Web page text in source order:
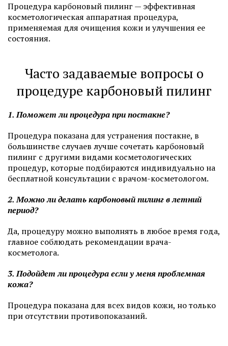
Процедура карбоновый пилинг — эффективная
косметологическая аппаратная процедура,
применяемая для очищения кожи и улучшения ее
состояния.
Часто задаваемые вопросы о
процедуре карбоновый пилинг
1. Поможет ли процедура при постакне?
Процедура показана для устранения постакне, в
большинстве случаев лучше сочетать карбоновый
пилинг с другими видами косметологических
процедур, которые подбираются индивидуально на
бесплатной консультации с врачом-косметологом.
2. Можно ли делать карбоновый пилинг в летний
период?
Да, процедуру можно выполнять в любое время года,
главное соблюдать рекомендации врача-
косметолога.
3. Подойдет ли процедура если у меня проблемная
кожа?
Процедура показана для всех видов кожи, но только
при отсутствии противопоказаний.